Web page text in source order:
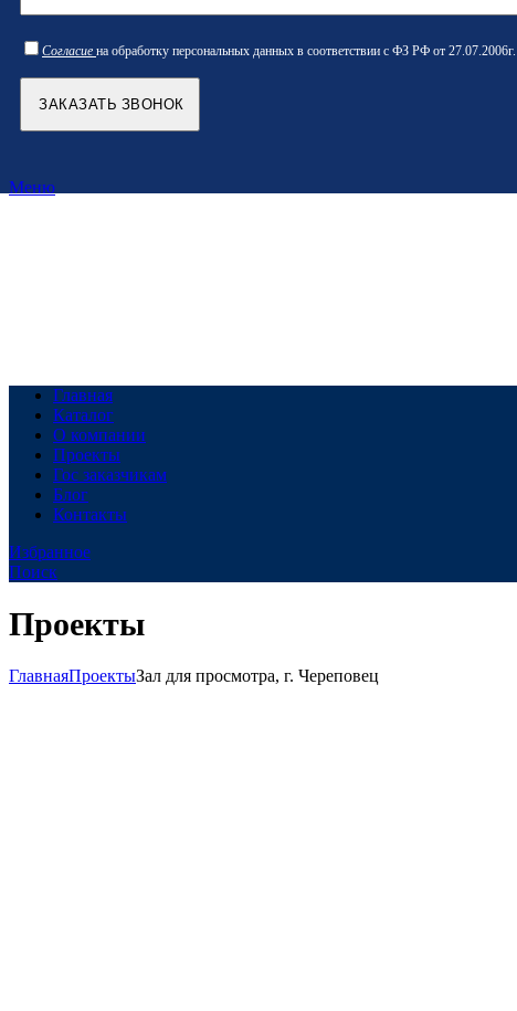
Согласие на обработку персональных данных в соответствии с ФЗ РФ от
Меню
Главная
Каталог
О компании
Проекты
Гос заказчикам
Блог
Контакты
Избранное
Поиск
Проекты
ГлавнаяПроектыЗал для просмотра, г. Череповец